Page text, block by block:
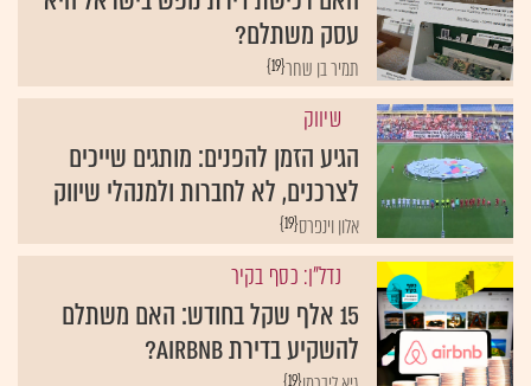
עסק משתלם?
{19}תמיר בן שחר
שיווק
הגיע הזמן להפנים: מותגים שייכים
לצרכנים, לא לחברות ולמנהלי שיווק
{19}אלון וינפרס
נדל"ן: כסף בקיר
15 אלף שקל בחודש: האם משתלם
להשקיע בדירת Airbnb?
{19}